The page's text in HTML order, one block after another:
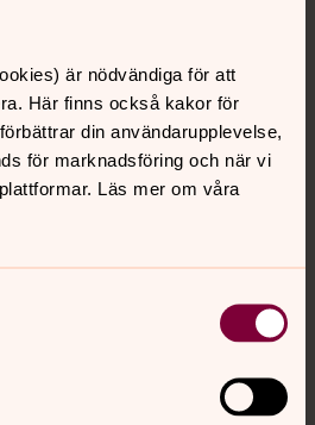
är nödvändiga för att
Här finns också kakor för
din användarupplevelse,
för marknadsföring och när vi
Läs mer om våra